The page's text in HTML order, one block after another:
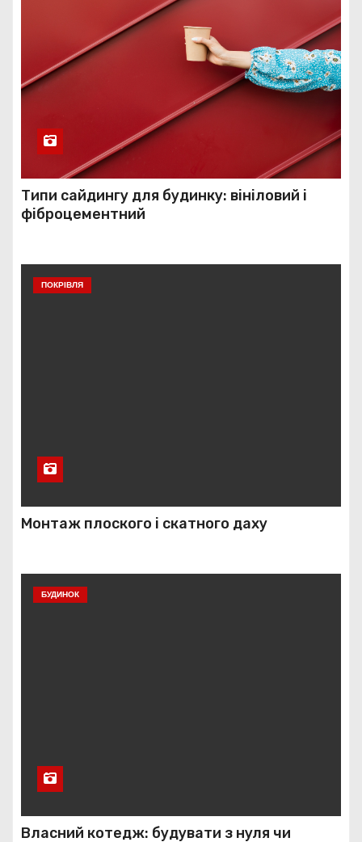
Типи сайдингу для будинку: вініловий і
фіброцементний
ПОКРІВЛЯ
Монтаж плоского і скатного даху
БУДИНОК
Власний котедж: будувати з нуля чи